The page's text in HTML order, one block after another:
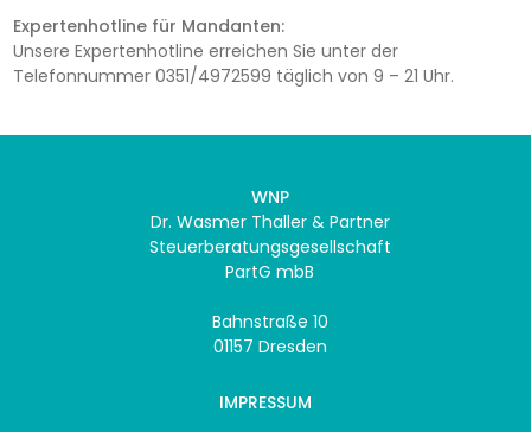
Expertenhotline für Mandanten:
Unsere Expertenhotline erreichen Sie unter der
Telefonnummer 0351/4972599 täglich von 9 – 21 Uhr.
WNP
Dr. Wasmer Thaller & Partner
Steuerberatungsgesellschaft
PartG mbB
Bahnstraße 10
01157 Dresden
IMPRESSUM